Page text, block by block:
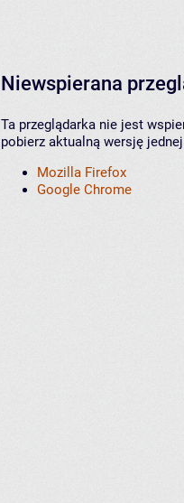
Niewspierana
Ta przeglądarka nie jest
pobierz aktualną wersję
Mozilla Firefox
Google Chrome